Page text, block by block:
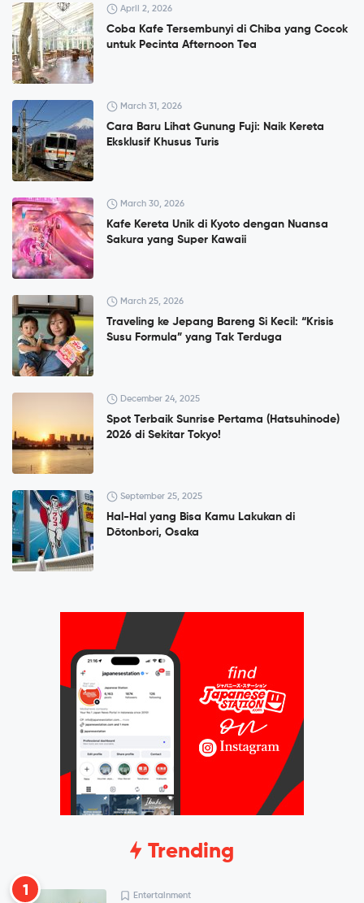
April 2, 2026
Coba Kafe Tersembunyi di Chiba yang Cocok
untuk Pecinta Afternoon Tea
March 31, 2026
Cara Baru Lihat Gunung Fuji: Naik Kereta
Eksklusif Khusus Turis
March 30, 2026
Kafe Kereta Unik di Kyoto dengan Nuansa
Sakura yang Super Kawaii
March 25, 2026
Traveling ke Jepang Bareng Si Kecil: “Krisis
Susu Formula” yang Tak Terduga
December 24, 2025
Spot Terbaik Sunrise Pertama (Hatsuhinode)
2026 di Sekitar Tokyo!
September 25, 2025
Hal-Hal yang Bisa Kamu Lakukan di
Dōtonbori, Osaka
Trending
1 Entertainment